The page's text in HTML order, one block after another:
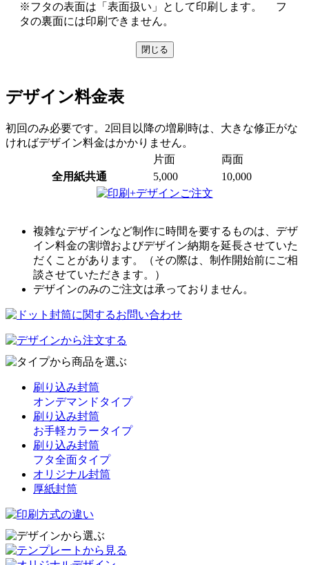
※フタの表面は「表面扱い」として印刷します。 フ
タの裏面には印刷できません。
閉じる
デザイン料金表
初回のみ必要です。2回目以降の増刷時は、大きな修正がな
ければデザイン料金はかかりません。
片面
両面
全用紙共通
5,000 10,000
複雑なデザインなど制作に時間を要するものは、デザ
イン料金の割増およびデザイン納期を延長させていた
だくことがあります。（その際は、制作開始前にご相
談させていただきます。）
デザインのみのご注文は承っておりません。
刷り込み封筒
オンデマンドタイプ
刷り込み封筒
お手軽カラータイプ
刷り込み封筒
フタ全面タイプ
オリジナル封筒
厚紙封筒